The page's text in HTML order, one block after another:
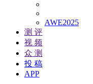
AWE2025
测 评
视 频
众 测
投 稿
APP